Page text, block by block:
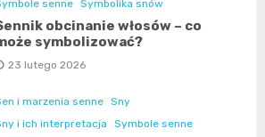
senne Symbolika snów
obcinanie włosów – co
symbolizować?
23 lutego 2026
i marzenia senne Sny
i ich interpretacja
Symbole senne